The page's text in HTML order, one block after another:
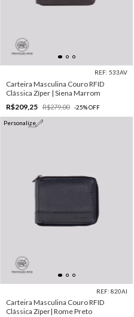
REF: 533AV
Carteira Masculina Couro RFID
Clássica Zíper | Siena Marrom
R$209,25
R$279,00 -25%OFF
Personalize
REF: 820AI
Carteira Masculina Couro RFID
Clássica Zíper| Rome Preto